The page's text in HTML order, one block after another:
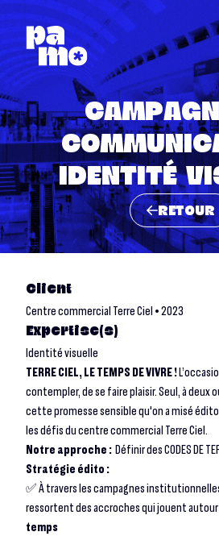
IDENTITÉ
RETOUR
Client
Centre commercial Terre Ciel • 2023
Expertise(s)
Identité visuelle
TERRE CIEL, LE TEMPS DE VIVRE !
contempler, de se faire plaisir. Seul, à deux
cette promesse sensible qu'on a misé
les défis du centre commercial Terre Ciel.
Notre approche : Définir des CODES DE
Stratégie édito :
✅ À travers les campagnes
ressortent des accroches qui jouent
temps